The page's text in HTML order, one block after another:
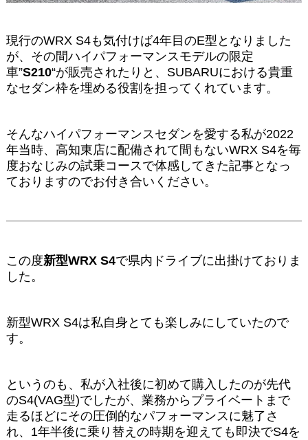
現行のWRX S4も気付けば4年目のE型となりました
が、その間ハイパフォーマンスモデルの限定
車”S210“が販売されたりと、SUBARUにおける貴重
なセダン枠を埋める役割を担ってくれています。
そんなハイパフォーマンスセダンを愛する私が2022
年当時、高知東店に配備されて間もないWRX S4を毎
度おなじみの試乗コースで体感してきた記事となっ
ておりますのでお付き合いください。
この度新型WRX S4で県内ドライブに出掛けておりま
した。
新型WRX S4は私自身とても楽しみにしていたので
す。
というのも、私が入社後に初めて購入したのが先代
のS4(VAG型)でしたが、業務からプライベートまで
走るほどにその圧倒的なパフォーマンスに魅了さ
れ、1年半後に乗り替えの時期を迎えても即決でS4を